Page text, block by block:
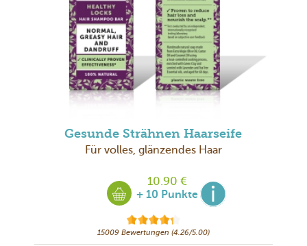
Gesunde Strähnen Haarseife
Für volles, glänzendes Haar
10.90 €
+ 10 Punkte
15009 Bewertungen (4.26/5.00)